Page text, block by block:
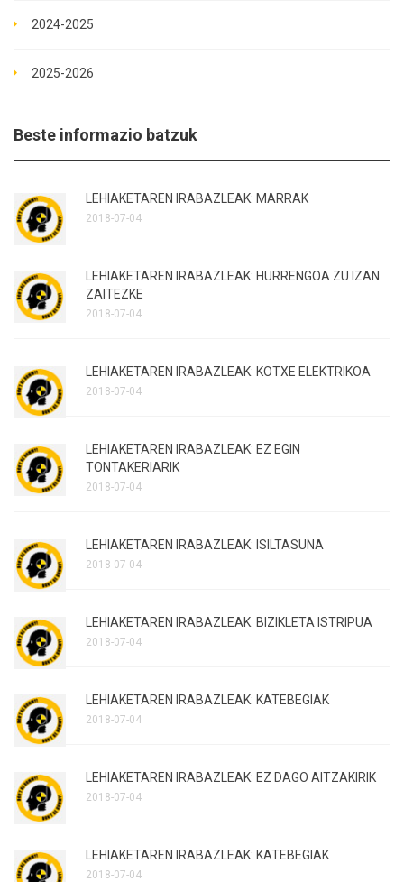
2024-2025
2025-2026
Beste informazio batzuk
LEHIAKETAREN IRABAZLEAK: MARRAK
2018-07-04
LEHIAKETAREN IRABAZLEAK: HURRENGOA ZU IZAN
ZAITEZKE
2018-07-04
LEHIAKETAREN IRABAZLEAK: KOTXE ELEKTRIKOA
2018-07-04
LEHIAKETAREN IRABAZLEAK: EZ EGIN
TONTAKERIARIK
2018-07-04
LEHIAKETAREN IRABAZLEAK: ISILTASUNA
2018-07-04
LEHIAKETAREN IRABAZLEAK: BIZIKLETA ISTRIPUA
2018-07-04
LEHIAKETAREN IRABAZLEAK: KATEBEGIAK
2018-07-04
LEHIAKETAREN IRABAZLEAK: EZ DAGO AITZAKIRIK
2018-07-04
LEHIAKETAREN IRABAZLEAK: KATEBEGIAK
2018-07-04